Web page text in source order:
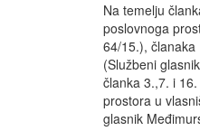
Na temelju
poslovnoga
64/15.),
(Službeni
članka 3.,7. i
prostora u
glasnik